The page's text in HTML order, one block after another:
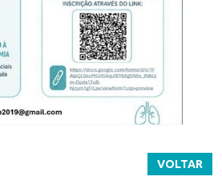
VOLTAR